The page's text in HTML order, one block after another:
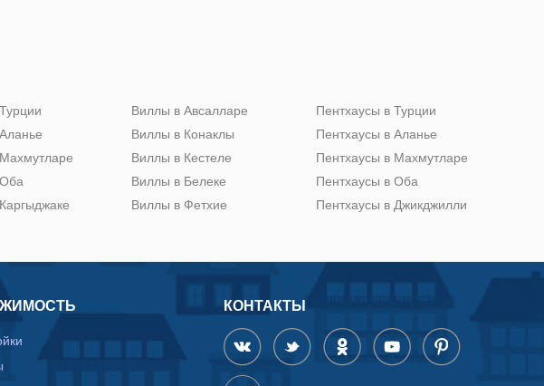
Виллы в Авсалларе
Виллы в Конаклы
Виллы в Кестеле
Виллы в Белеке
Виллы в Фетхие
Пентхаусы в Турции
Пентхаусы в Аланье
Пентхаусы в Махмутларе
Пентхаусы в Оба
Пентхаусы в Джикджилли
КОНТАКТЫ